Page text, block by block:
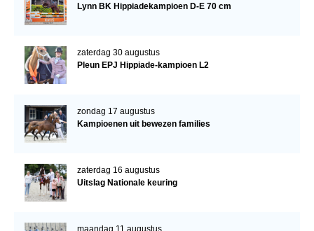
Lynn BK Hippiadekampioen D-E 70 cm
zaterdag 30 augustus
Pleun EPJ Hippiade-kampioen L2
zondag 17 augustus
Kampioenen uit bewezen families
zaterdag 16 augustus
Uitslag Nationale keuring